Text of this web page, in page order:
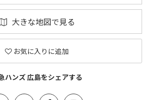
大きな地図で見る
お気に入りに追加
ハンズ 広島をシェアする